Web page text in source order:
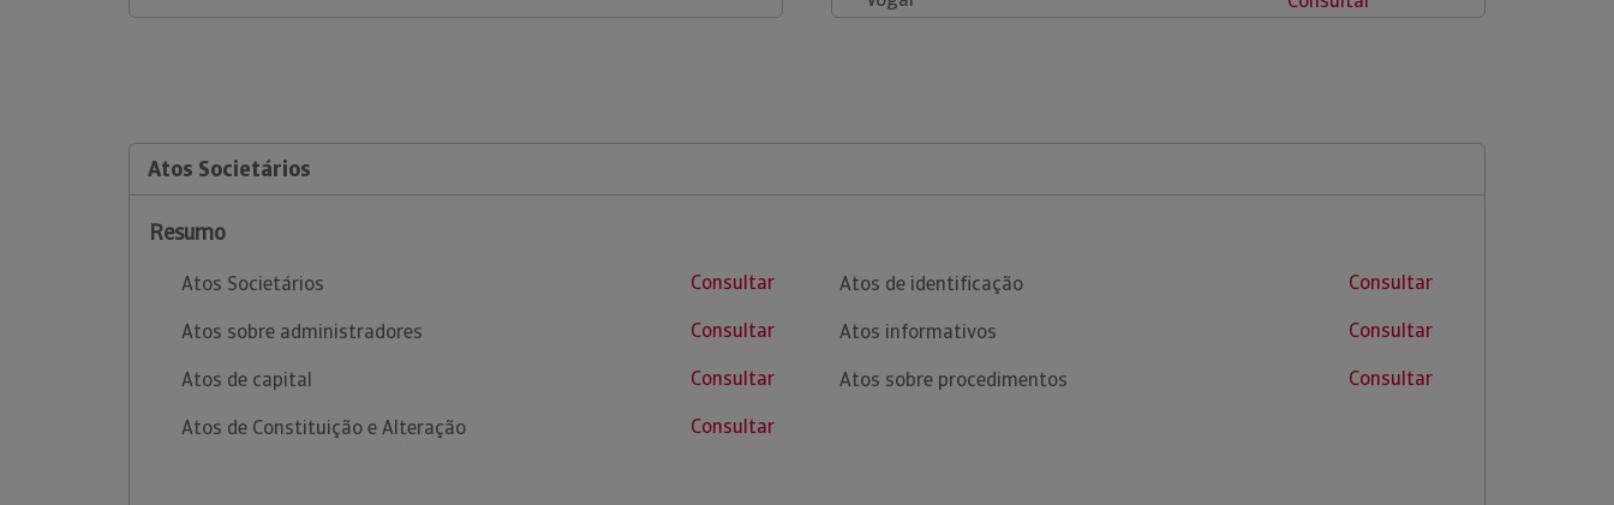
Atos Societários
Resumo
Atos Societários
Consultar
Atos sobre administradores
Consultar
Atos de capital
Consultar
Atos de Constituição e Alteração
Consultar
Atos de identificação
Consultar
Atos informativos
Consultar
Atos sobre procedimentos
Consultar